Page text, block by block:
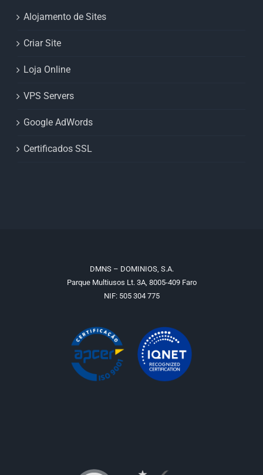
Alojamento de Sites
Criar Site
Loja Online
VPS Servers
Google AdWords
Certificados SSL
DMNS – DOMINIOS, S.A.
Parque Multiusos Lt. 3A, 8005-409 Faro
NIF: 505 304 775